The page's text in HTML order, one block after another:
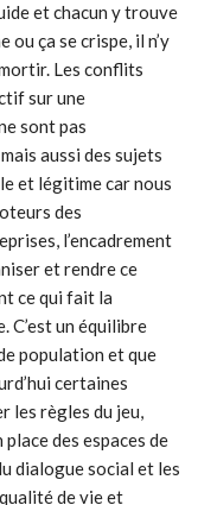
et chacun y trouve
ou ça se crispe, il n’y
Les conflits
sur une
sont pas
aussi des sujets
et légitime car nous
des
l’encadrement
et rendre ce
ce qui fait la
C’est un équilibre
population et que
certaines
les règles du jeu,
des espaces de
dialogue social et les
de vie et